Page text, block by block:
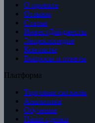
О проекте
Отзывы
Статьи
ИнвестДайджесты
Энциклопедия
Контакты
Вопросы и ответы
Платформа
Торговые сигналы
Аналитика
Обучение
Наши сделки